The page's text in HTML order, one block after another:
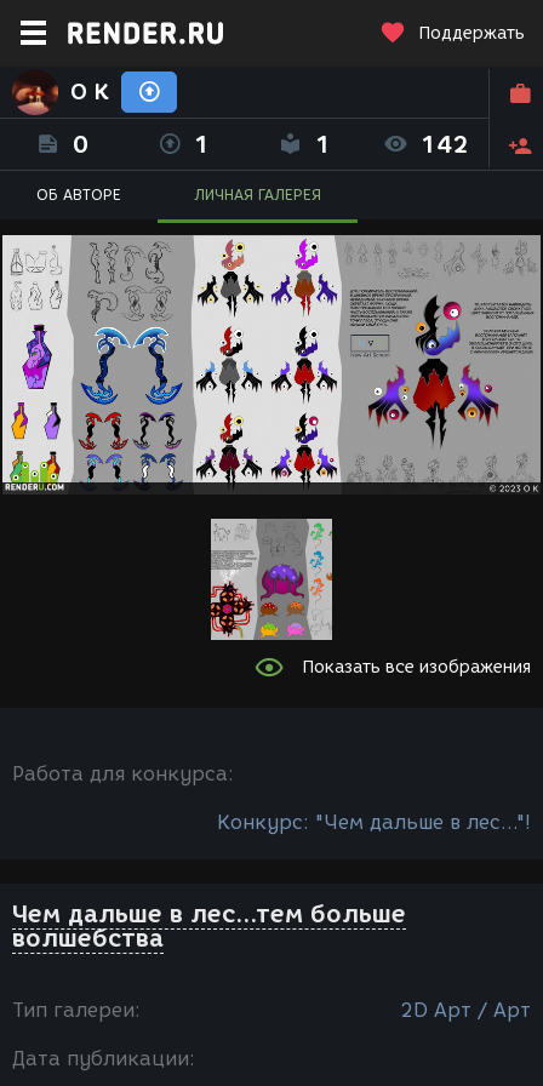
Поддержать
O K
0 1 1 142
ОБ АВТОРЕ ЛИЧНАЯ ГАЛЕРЕЯ
Показать все изображения
Работа для конкурса:
Конкурс: "Чем дальше в лес..."!
Чем дальше в лес...тем больше
волшебства
Тип галереи: 2D Арт / Арт
Дата публикации: